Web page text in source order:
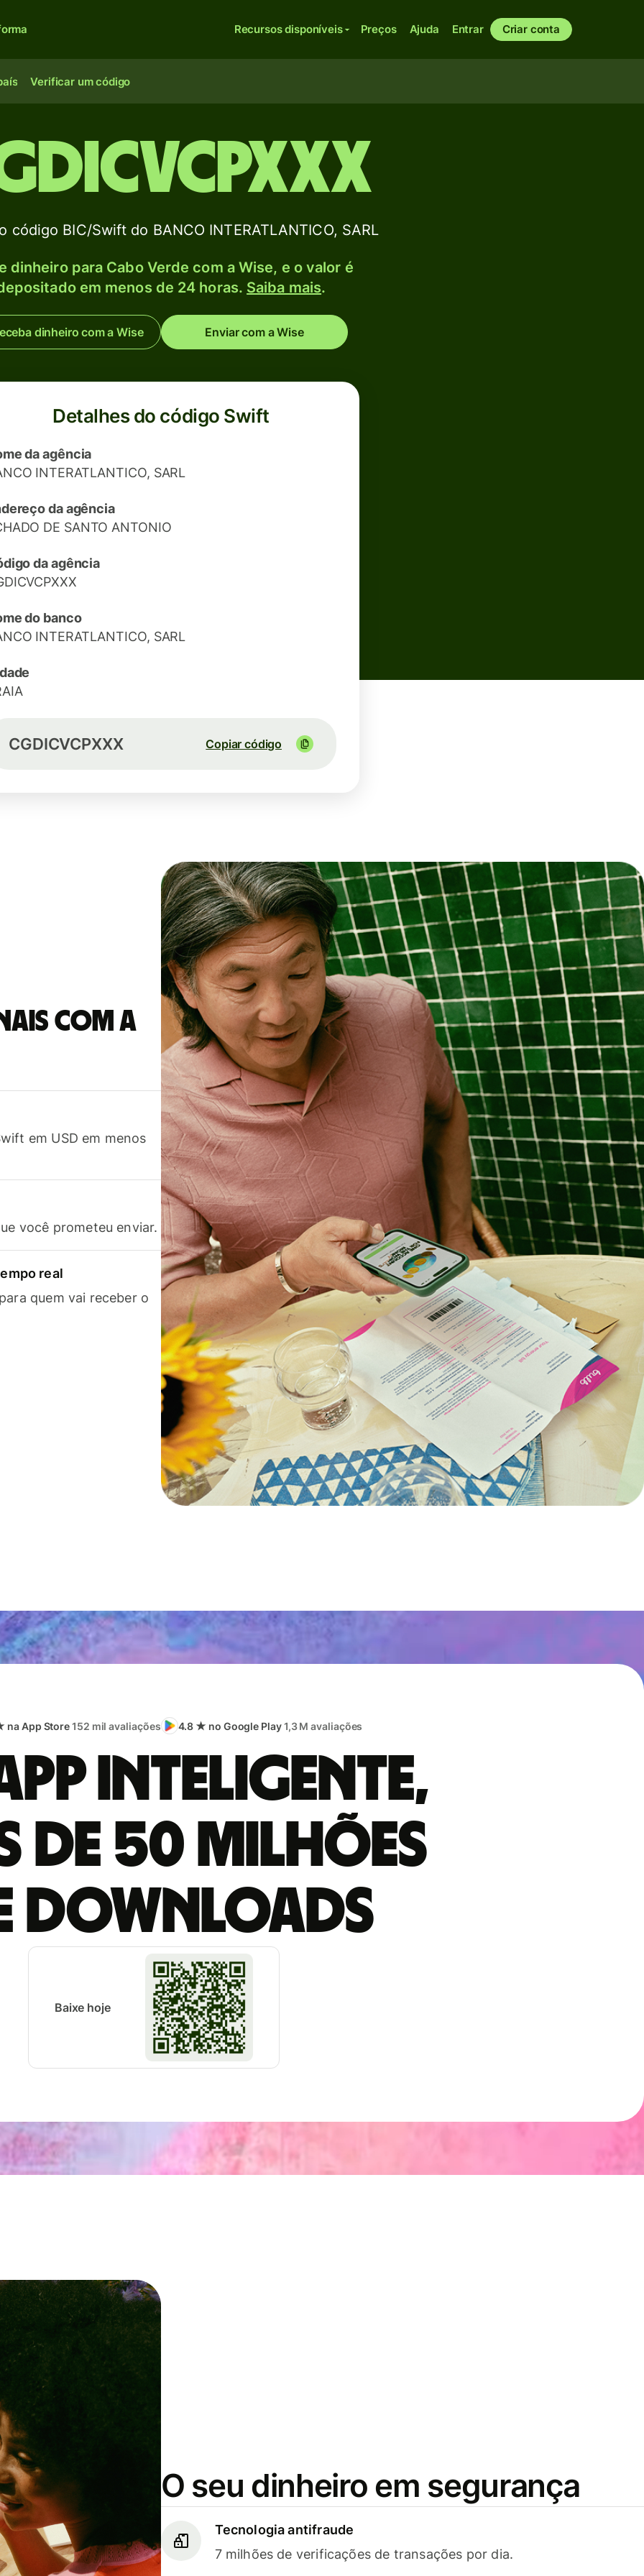
Recursos disponíveis Preços Ajuda Entrar Criar conta
Verificar um código
código BIC/Swift do BANCO INTERATLANTICO, SARL
dinheiro para Cabo Verde com a Wise, e o valor é
em menos de 24 horas. Saiba mais.
dinheiro com a Wise Enviar com a Wise
Detalhes do código Swift
da agência
INTERATLANTICO, SARL
da agência
DE SANTO ANTONIO
da agência
do banco
INTERATLANTICO, SARL
CGDICVCPXXX Copiar código
com a
em USD em menos
você prometeu enviar.
real
quem vai receber o
na App Store152 mil avaliações 4.8 ★ no Google Play1,3 M avaliações
inteligente,
de 50 milhões
downloads
Baixe hoje
O seu dinheiro em segurança
Tecnologia antifraude
7 milhões de verificações de transações por dia.